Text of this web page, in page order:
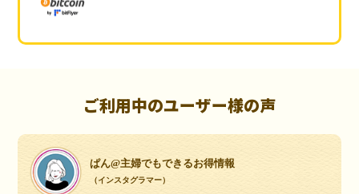
ご利用中のユーザー様の声
ぱん@主婦でもできるお得情報
（インスタグラマー）